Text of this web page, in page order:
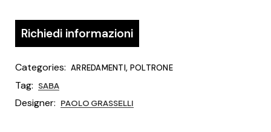
Richiedi informazioni
Categories: ARREDAMENTI, POLTRONE
Tag: SABA
Designer: PAOLO GRASSELLI